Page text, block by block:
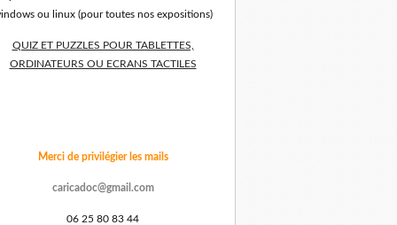
ou linux (pour toutes nos expositions)
QUIZ ET PUZZLES POUR TABLETTES,
ORDINATEURS OU ECRANS TACTILES
Merci de privilégier les mails
caricadoc@gmail.com
06 25 80 83 44